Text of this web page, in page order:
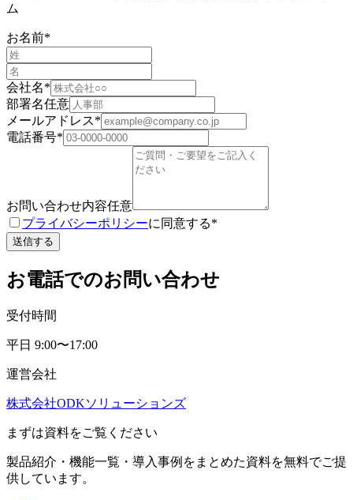
ム
お名前*
会社名*
部署名任意
メールアドレス*
電話番号*
お問い合わせ内容任意
プライバシーポリシーに同意する*
送信する
お電話でのお問い合わせ
受付時間
平日 9:00〜17:00
運営会社
株式会社ODKソリューションズ
まずは資料をご覧ください
製品紹介・機能一覧・導入事例をまとめた資料を無料でご提
供しています。